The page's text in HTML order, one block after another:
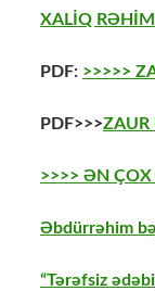
XALİQ
PDF: >>>>>
PDF>>>ZAUR
>>>> ƏN
Əbdürrəhim
“Tərəfsiz